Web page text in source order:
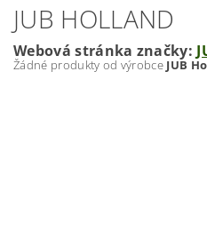
JUB HOLLAND
Webová stránka značky:
Žádné produkty od výrobce JUB